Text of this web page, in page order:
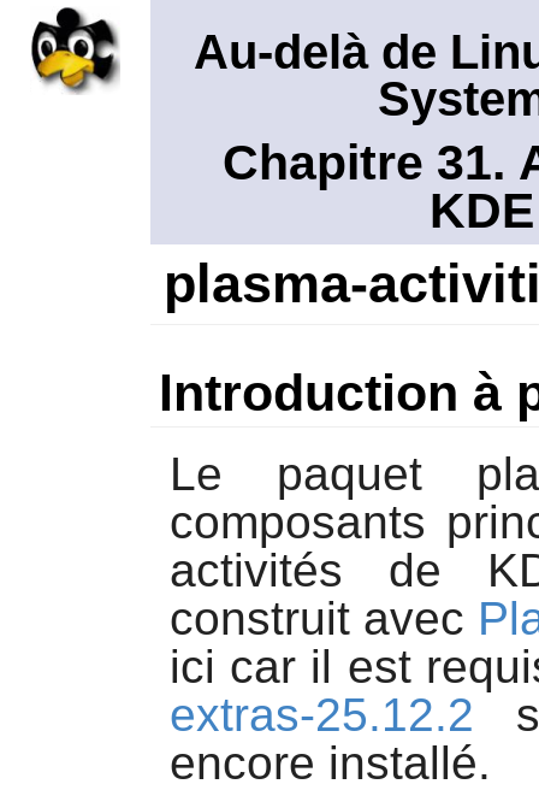
Au-delà de
Chapitre 31.
plasma-
Introduction à
Le paquet
composants
activités de
construit avec
ici car il est
extras-25.12.2
encore installé.